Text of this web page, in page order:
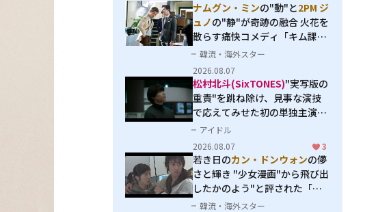
ナムグン・ミンの"動"と2PM ジ
ュノの"静"が奇跡の融合 火花を
散らす痛快コメディ「キム課長
とソ理事～Bravo! Your Life
～」
韓流・海外スター
2026.08.07
松村北斗(SixTONES)"実写版の
重責"を跳ね除け、見事な演技
で応えてみせた初の単独主演映
画「秒速5センチメートル」
アイドル
2026.08.07
3
若き日のカン・ドンウォンの儚
さと輝き "少女漫画"から飛び出
したかのよう"と評された「オ
オカミの誘惑」
韓流・海外スター